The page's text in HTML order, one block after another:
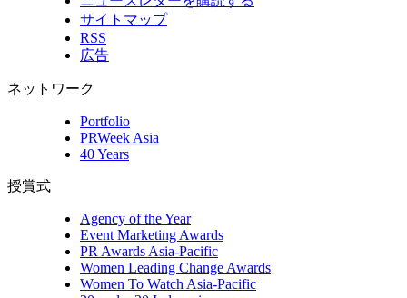
サイトマップ
RSS
広告
ネットワーク
Portfolio
PRWeek Asia
40 Years
授賞式
Agency of the Year
Event Marketing Awards
PR Awards Asia-Pacific
Women Leading Change Awards
Women To Watch Asia-Pacific